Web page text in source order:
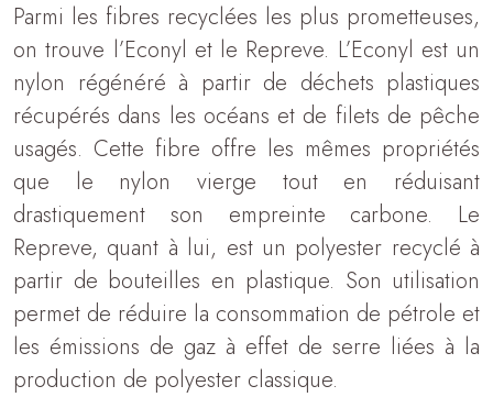
Parmi les fibres recyclées les plus prometteuses,
on trouve l’Econyl et le Repreve. L’Econyl est un
nylon régénéré à partir de déchets plastiques
récupérés dans les océans et de filets de pêche
usagés. Cette fibre offre les mêmes propriétés
que le nylon vierge tout en réduisant
drastiquement son empreinte carbone. Le
Repreve, quant à lui, est un polyester recyclé à
partir de bouteilles en plastique. Son utilisation
permet de réduire la consommation de pétrole et
les émissions de gaz à effet de serre liées à la
production de polyester classique.